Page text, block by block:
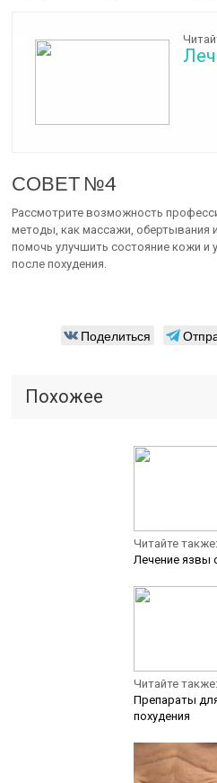
СОВЕТ №4
Рассмотрите возможность
методы, как массажи, обертывания
помочь улучшить состояние кожи и
после похудения.
Поделиться
Похожее
Читайте также:
Лечение язвы
Читайте также:
Препараты
похудения